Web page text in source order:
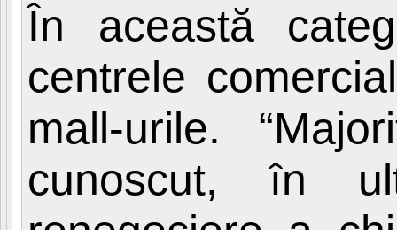
În această
centrele
mall-urile.
cunoscut, în